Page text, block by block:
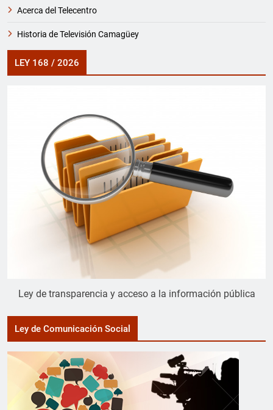
Acerca del Telecentro
Historia de Televisión Camagüey
LEY 168 / 2026
Ley de transparencia y acceso a la información pública
Ley de Comunicación Social